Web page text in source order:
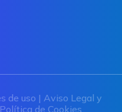
de uso | Aviso Legal y
Política de Cookies